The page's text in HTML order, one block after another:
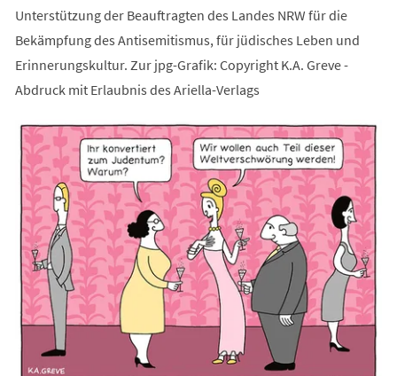
Unterstützung der Beauftragten des Landes NRW für die
Bekämpfung des Antisemitismus, für jüdisches Leben und
Erinnerungskultur. Zur jpg-Grafik: Copyright K.A. Greve -
Abdruck mit Erlaubnis des Ariella-Verlags